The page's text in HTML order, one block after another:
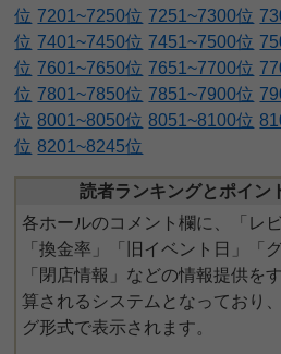
位 7201~7250位 7251~7300位
位 7401~7450位 7451~7500位
位 7601~7650位 7651~7700位
位 7801~7850位 7851~7900位
位 8001~8050位 8051~8100位
位 8201~8245位
読者ランキングとポイン
各ホールのコメント欄に、「レ
「換金率」「旧イベント日」「
「閉店情報」などの情報提供を
算されるシステムとなっており
グ形式で表示されます。